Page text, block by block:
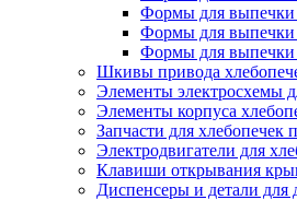
Формы для выпечки
Формы для выпечки
Формы для выпечки
Шкивы привода
Элементы электросхемы
Элементы корпуса
Запчасти для хлебопечек
Электродвигатели для
Клавиши открывания
Диспенсеры и детали для